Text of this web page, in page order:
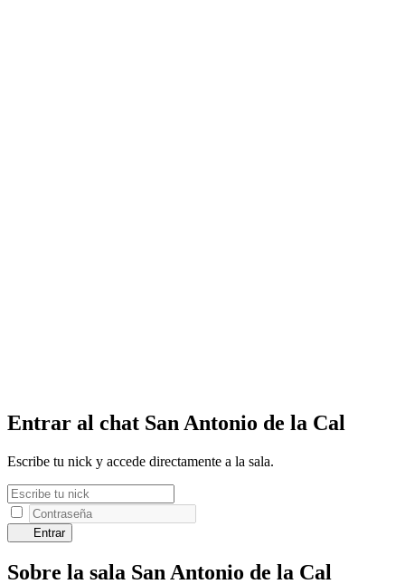
Entrar al chat San Antonio de la Cal
Escribe tu nick y accede directamente a la sala.
Entrar
Sobre la sala San Antonio de la Cal